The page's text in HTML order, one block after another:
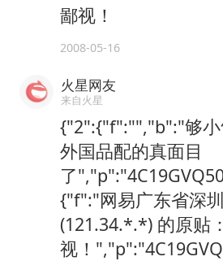
鄙视！
2008-05-16
火星网友
来自火星
{"2":{"f":"","b":"够小
外国品配的真面目
了
{"f":"网易广东省深
(121.34.*.*) 的原贴
视！